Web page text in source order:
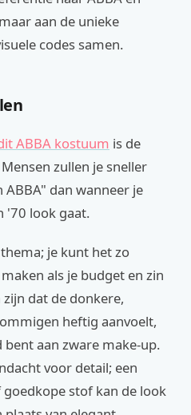
aan de unieke
codes samen.
ABBA kostuum is de
zullen je sneller
dan wanneer je
'70 look gaat.
je kunt het zo
als je budget en zin
dat de donkere,
heftig aanvoelt,
aan zware make-up.
voor detail; een
stof kan de look